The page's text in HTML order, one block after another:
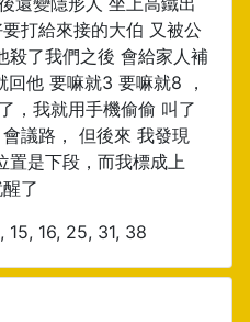
打給來接的大伯 又被公
殺了我們之後 會給家人補
他 要嘛就3 要嘛就8 ，
，我就用手機偷偷 叫了
議路， 但後來 我發現
置是下段，而我標成上
了
15, 16, 25, 31, 38